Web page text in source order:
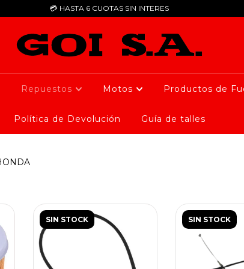
💳​ HASTA 6 CUOTAS SIN INTERES
Repuestos Motos Productos de
Política de Devolución Guía de talles
SIN STOCK SIN STOCK